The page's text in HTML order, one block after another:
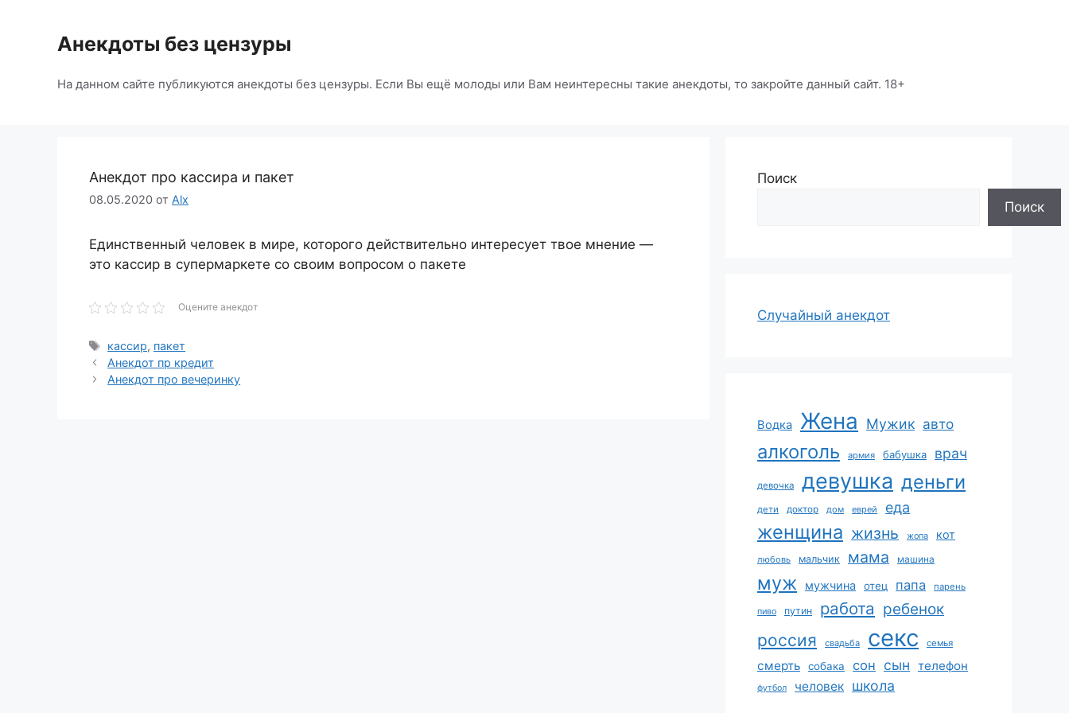
содержимомуАнекдоты без цензуры
На данном сайте публикуются анекдоты без цензуры. Если Вы ещё молоды или Вам неинтересны такие анекдоты, то закройте данный сайт. 18+
Анекдот про кассира и пакет
08.05.2020 от Alx
Единственный человек в мире, которого действительно интересует твое мнение —
это кассир в супермаркете со своим вопросом о пакете
Оцените анекдот
Метки
кассир, пакет
Анекдот пр кредит
Анекдот про вечеринку
Поиск
Поиск
Случайный анекдот
Водка Жена Мужик авто
алкоголь армия бабушка врач
девочка девушка деньги
дети доктор дом еврей еда
женщина жизнь жопа кот
любовь мальчик мама машина
муж мужчина отец папа парень
пиво путин работа ребенок
россия свадьба секс семья
смерть собака сон сын телефон
футбол человек школа